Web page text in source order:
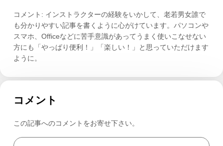
コメント: インストラクターの経験をいかして、老若男女誰で
も分かりやすい記事を書くように心がけています。パソコンや
スマホ、Officeなどに苦手意識があってうまく使いこなせない
方にも「やっぱり便利！」「楽しい！」と思っていただけます
ように。
コメント
この記事へのコメントをお寄せ下さい。